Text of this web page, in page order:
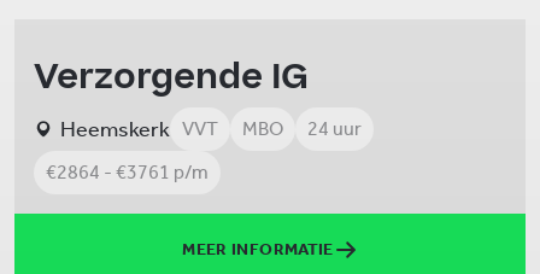
Verzorgende IG
Heemskerk VVT MBO
24 uur
€2864 - €3761 p/m
MEER INFORMATIE